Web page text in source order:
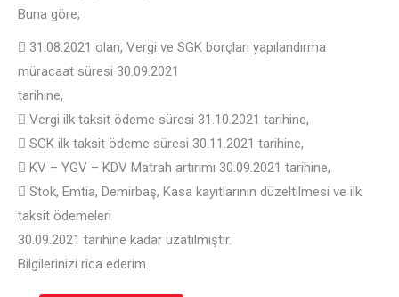
Buna göre;
 31.08.2021 olan, Vergi ve SGK borçları yapılandırma
müracaat süresi 30.09.2021
tarihine,
 Vergi ilk taksit ödeme süresi 31.10.2021 tarihine,
 SGK ilk taksit ödeme süresi 30.11.2021 tarihine,
 KV – YGV – KDV Matrah artırımı 30.09.2021 tarihine,
 Stok, Emtia, Demirbaş, Kasa kayıtlarının düzeltilmesi ve ilk
taksit ödemeleri
30.09.2021 tarihine kadar uzatılmıştır.
Bilgilerinizi rica ederim.